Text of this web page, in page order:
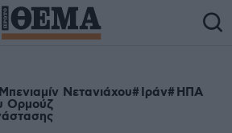
Μπενιαμίν Νετανιάχου Ιράν ΗΠΑ
Ορμούζ